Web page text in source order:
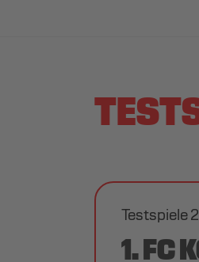
Testspiele
1. FC